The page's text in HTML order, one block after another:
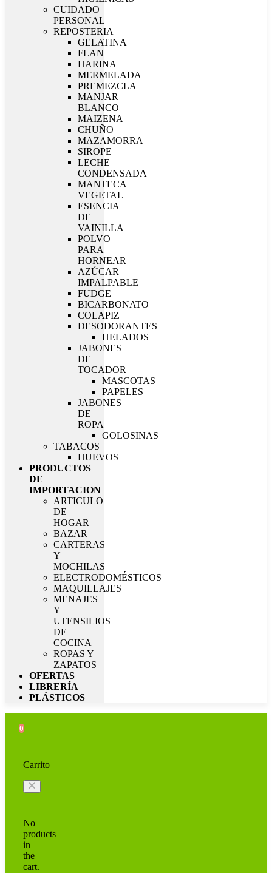
CUIDADO
PERSONAL
REPOSTERIA
GELATINA
FLAN
HARINA
MERMELADA
PREMEZCLA
MANJAR
BLANCO
MAIZENA
CHUÑO
MAZAMORRA
SIROPE
LECHE
CONDENSADA
MANTECA
VEGETAL
ESENCIA
DE
VAINILLA
POLVO
PARA
HORNEAR
AZÚCAR
IMPALPABLE
FUDGE
BICARBONATO
COLAPIZ
DESODORANTES
HELADOS
JABONES
DE
TOCADOR
MASCOTAS
PAPELES
JABONES
DE
ROPA
GOLOSINAS
TABACOS
HUEVOS
PRODUCTOS
DE
IMPORTACION
ARTICULO
DE
HOGAR
BAZAR
CARTERAS
Y
MOCHILAS
ELECTRODOMÉSTICOS
MAQUILLAJES
MENAJES
Y
UTENSILIOS
DE
COCINA
ROPAS Y
ZAPATOS
OFERTAS
LIBRERÍA
PLÁSTICOS
0
Carrito
No
products
in
the
cart.